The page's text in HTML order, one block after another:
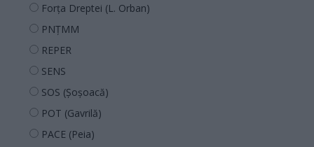
Forța Dreptei (L. Orban)
PNȚMM
REPER
SENS
SOS (Șoșoacă)
POT (Gavrilă)
PACE (Peia)